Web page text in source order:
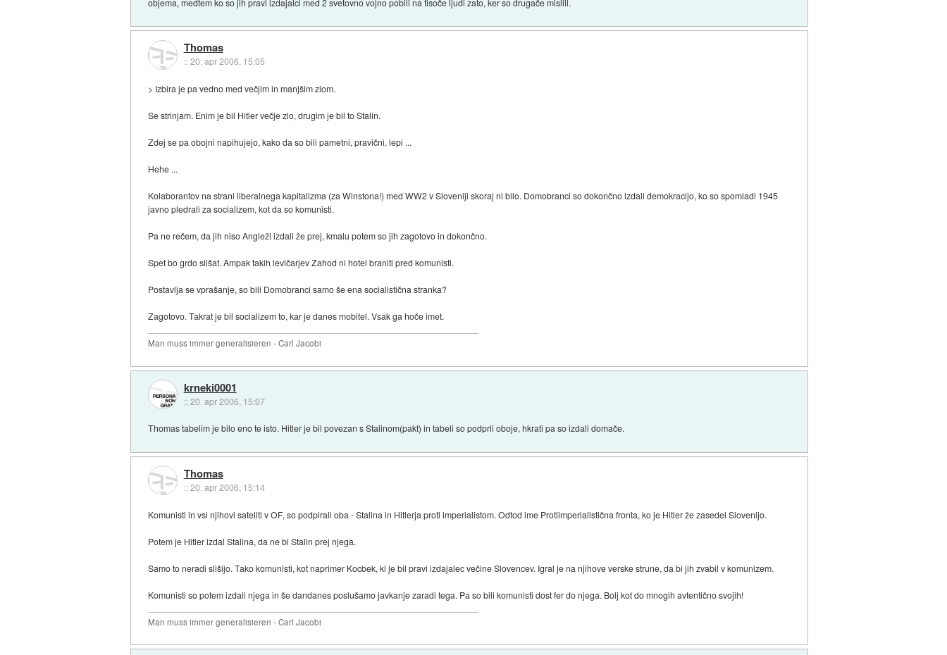
Thomas
::20. apr 2006, 15:05
> Izbira je pa vedno med večjim in manjšim zlom.
Se strinjam. Enim je bil Hitler večje zlo, drugim je bil to Stalin.
Zdej se pa obojni napihujejo, kako da so bili pametni, pravični, lepi ...
Hehe ...
Kolaborantov na strani liberalnega kapitalizma (za Winstona!) med WW2 v Sloveniji skoraj ni bilo. Domobranci so dokončno izdali demokracijo, ko so spomladi 1945
javno pledrali za socializem, kot da so komunisti.
Pa ne rečem, da jih niso Angleži izdali že prej, kmalu potem so jih zagotovo in dokončno.
Spet bo grdo slišat. Ampak takih levičarjev Zahod ni hotel braniti pred komunisti.
Postavlja se vprašanje, so bili Domobranci samo še ena socialistična stranka?
Zagotovo. Takrat je bil socializem to, kar je danes mobitel. Vsak ga hoče imet.
Man muss immer generalisieren - Carl Jacobi
krneki0001
::20. apr 2006, 15:07
Thomas tabelim je bilo eno te isto. Hitler je bil povezan s Stalinom(pakt) in tabeli so podprli oboje, hkrati pa so izdali domače.
Thomas
::20. apr 2006, 15:14
Komunisti in vsi njihovi sateliti v OF, so podpirali oba - Stalina in Hitlerja proti imperialistom. Odtod ime Protiimperialistična fronta, ko je Hitler že zasedel Slovenijo.
Potem je Hitler izdal Stalina, da ne bi Stalin prej njega.
Samo to neradi slišijo. Tako komunisti, kot naprimer Kocbek, ki je bil pravi izdajalec večine Slovencev. Igral je na njihove verske strune, da bi jih zvabil v komunizem.
Komunisti so potem izdali njega in še dandanes poslušamo javkanje zaradi tega. Pa so bili komunisti dost fer do njega. Bolj kot do mnogih avtentično svojih!
Man muss immer generalisieren - Carl Jacobi